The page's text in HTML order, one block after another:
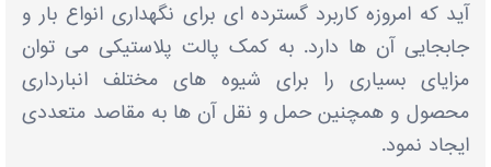
آید که امروزه کاربرد گسترده ای برای نگهداری انواع بار و
جابجایی آن ها دارد. به کمک پالت پلاستیکی می توان
مزایای بسیاری را برای شیوه های مختلف انبارداری
محصول و همچنین حمل و نقل آن ها به مقاصد متعددی
ایجاد نمود.